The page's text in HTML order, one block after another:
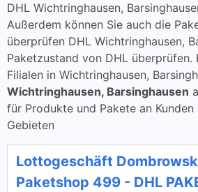
DHL Wichtringhausen,
Außerdem können Sie auch die
überprüfen DHL Wichtringhausen,
Paketzustand von DHL überprüfen.
Filialen in Wichtringhausen,
Wichtringhausen, Barsinghausen
für Produkte und Pakete an
Gebieten
Lottogeschäft
Paketshop 499 - DHL